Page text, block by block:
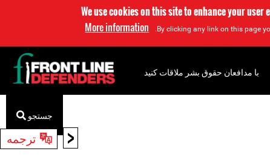
We use cookies on this site to enhance your user
By clicking any link on this page
More information
< ترجمه
با مدافعان حقوق بشر ملاقات کنید
جستجو